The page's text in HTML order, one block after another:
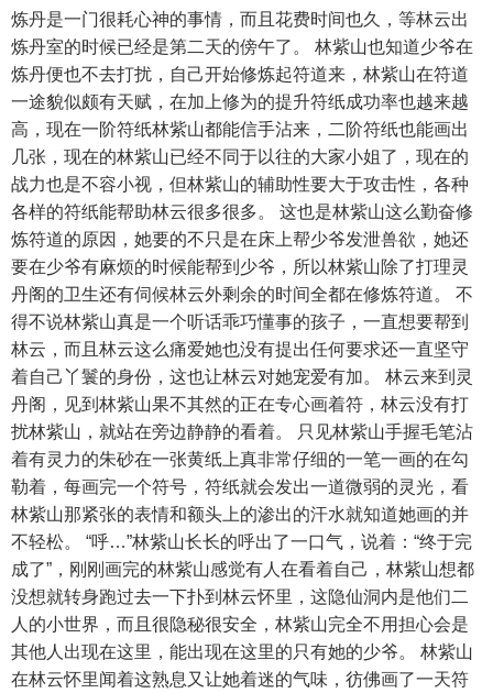
炼丹是一门很耗心神的事情，而且花费时间也久，等林云出
炼丹室的时候已经是第二天的傍午了。 林紫山也知道少爷在
炼丹便也不去打扰，自己开始修炼起符道来，林紫山在符道
一途貌似颇有天赋，在加上修为的提升符纸成功率也越来越
高，现在一阶符纸林紫山都能信手沾来，二阶符纸也能画出
几张，现在的林紫山已经不同于以往的大家小姐了，现在的
战力也是不容小视，但林紫山的辅助性要大于攻击性，各种
各样的符纸能帮助林云很多很多。 这也是林紫山这么勤奋修
炼符道的原因，她要的不只是在床上帮少爷发泄兽欲，她还
要在少爷有麻烦的时候能帮到少爷，所以林紫山除了打理灵
丹阁的卫生还有伺候林云外剩余的时间全都在修炼符道。 不
得不说林紫山真是一个听话乖巧懂事的孩子，一直想要帮到
林云，而且林云这么痛爱她也没有提出任何要求还一直坚守
着自己丫鬟的身份，这也让林云对她宠爱有加。 林云来到灵
丹阁，见到林紫山果不其然的正在专心画着符，林云没有打
扰林紫山，就站在旁边静静的看着。 只见林紫山手握毛笔沾
着有灵力的朱砂在一张黄纸上真非常仔细的一笔一画的在勾
勒着，每画完一个符号，符纸就会发出一道微弱的灵光，看
林紫山那紧张的表情和额头上的渗出的汗水就知道她画的并
不轻松。 “呼…”林紫山长长的呼出了一口气，说着：“终于完
成了”，刚刚画完的林紫山感觉有人在看着自己，林紫山想都
没想就转身跑过去一下扑到林云怀里，这隐仙洞内是他们二
人的小世界，而且很隐秘很安全，林紫山完全不用担心会是
其他人出现在这里，能出现在这里的只有她的少爷。 林紫山
在林云怀里闻着这熟息又让她着迷的气味，彷佛画了一天符